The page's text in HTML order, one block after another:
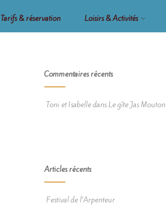
Tarifs & réservation Loisirs & Activités
Commentaires récents
Toni et IsabelledansLe gîte Jas Mouton
Articles récents
Festival de l’Arpenteur